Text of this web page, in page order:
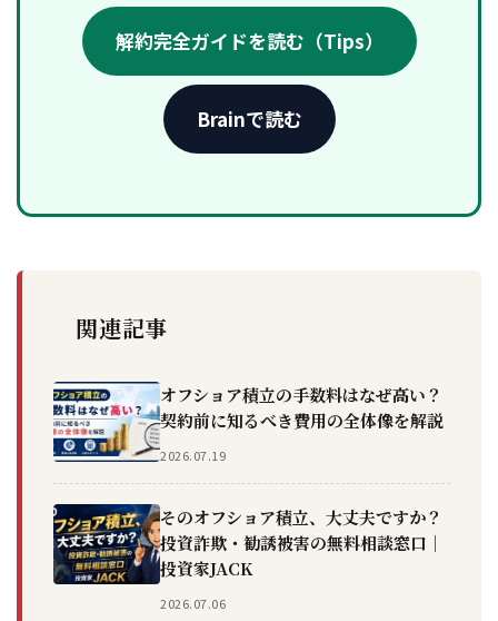
解約完全ガイドを読む（Tips）
Brainで読む
関連記事
オフショア積立の手数料はなぜ高い？
契約前に知るべき費用の全体像を解説
2026.07.19
そのオフショア積立、大丈夫ですか？
投資詐欺・勧誘被害の無料相談窓口｜
投資家JACK
2026.07.06